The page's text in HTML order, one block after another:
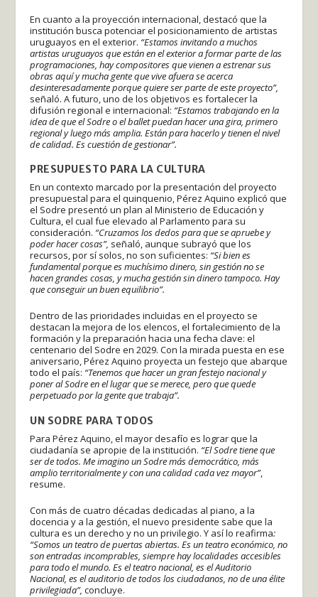
En cuanto a la proyección internacional, destacó que la
institución busca potenciar el posicionamiento de artistas
uruguayos en el exterior. “Estamos invitando a muchos
artistas uruguayos que están en el exterior a formar parte de las
programaciones, hay compositores que vienen a estrenar sus
obras aquí y mucha gente que vive afuera se acerca
desinteresadamente porque quiere ser parte de este proyecto”,
señaló. A futuro, uno de los objetivos es fortalecer la
difusión regional e internacional: “Estamos trabajando en la
idea de que el Sodre o el ballet puedan hacer una gira, primero
regional y luego más amplia. Están para hacerlo y tienen el nivel
de calidad. Es cuestión de gestionar”.
PRESUPUESTO PARA LA CULTURA
En un contexto marcado por la presentación del proyecto
presupuestal para el quinquenio, Pérez Aquino explicó que
el Sodre presentó un plan al Ministerio de Educación y
Cultura, el cual fue elevado al Parlamento para su
consideración. “Cruzamos los dedos para que se apruebe y
poder hacer cosas”, señaló, aunque subrayó que los
recursos, por sí solos, no son suficientes: “Si bien es
fundamental porque es muchísimo dinero, sin gestión no se
hacen grandes cosas, y mucha gestión sin dinero tampoco. Hay
que conseguir un buen equilibrio”.
Dentro de las prioridades incluidas en el proyecto se
destacan la mejora de los elencos, el fortalecimiento de la
formación y la preparación hacia una fecha clave: el
centenario del Sodre en 2029. Con la mirada puesta en ese
aniversario, Pérez Aquino proyecta un festejo que abarque
todo el país: “Tenemos que hacer un gran festejo nacional y
poner al Sodre en el lugar que se merece, pero que quede
perpetuado por la gente que trabaja”.
UN SODRE PARA TODOS
Para Pérez Aquino, el mayor desafío es lograr que la
ciudadanía se apropie de la institución. “El Sodre tiene que
ser de todos. Me imagino un Sodre más democrático, más
amplio territorialmente y con una calidad cada vez mayor”,
resume.
Con más de cuatro décadas dedicadas al piano, a la
docencia y a la gestión, el nuevo presidente sabe que la
cultura es un derecho y no un privilegio. Y así lo reafirma:
“Somos un teatro de puertas abiertas. Es un teatro económico, no
son entradas incomprables, siempre hay localidades accesibles
para todo el mundo. Es el teatro nacional, es el Auditorio
Nacional, es el auditorio de todos los ciudadanos, no de una élite
privilegiada”,concluye.